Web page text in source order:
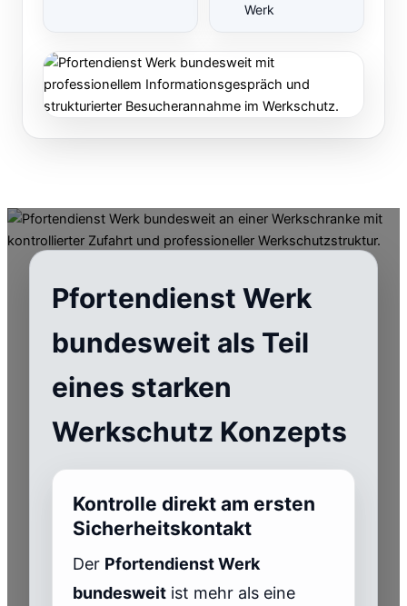
Werk
Pfortendienst Werk
bundesweit als Teil
eines starken
Werkschutz Konzepts
Kontrolle direkt am ersten
Sicherheitskontakt
Der Pfortendienst Werk
bundesweit ist mehr als eine